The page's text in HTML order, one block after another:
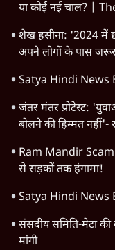
या कोई नई चाल? |
शेख हसीना: '2024 में
अपने लोगों के पास
Satya Hindi News
जंतर मंतर प्रोटेस्ट:
बोलने की हिम्मत नहीं'-
Ram Mandir
से सड़कों तक हंगामा!
Satya Hindi News
संसदीय समिति-मेटा की
मांगी